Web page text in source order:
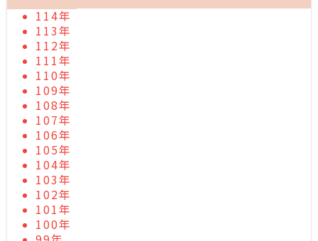
114年
113年
112年
111年
110年
109年
108年
107年
106年
105年
104年
103年
102年
101年
100年